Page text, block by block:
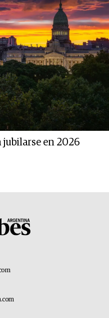
jubilarse en 2026